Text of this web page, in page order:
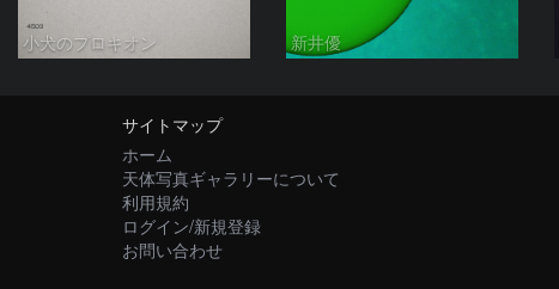
小犬のプロキオン 新井優
サイトマップ
ホーム
天体写真ギャラリーについて
利用規約
ログイン/新規登録
お問い合わせ